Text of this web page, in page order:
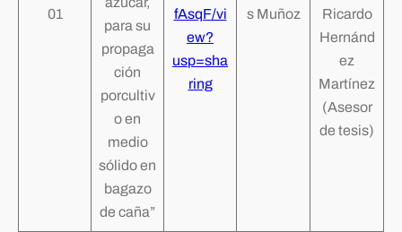
01
para su
propaga
ción
porcultiv
o en
medio
sólido en
bagazo
de caña”
fAsqF/vi
ew?
usp=sha
ring
s Muñoz
Ricardo
Hernánd
ez
Martínez
(Asesor
de tesis)